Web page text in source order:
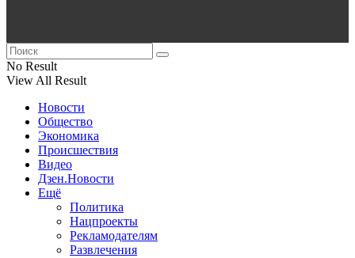
No Result
View All Result
Новости
Общество
Экономика
Происшествия
Видео
Дзен.Новости
Ещё
Политика
Нацпроекты
Рекламодателям
Развлечения